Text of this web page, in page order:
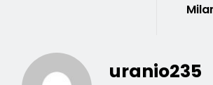
uranio235